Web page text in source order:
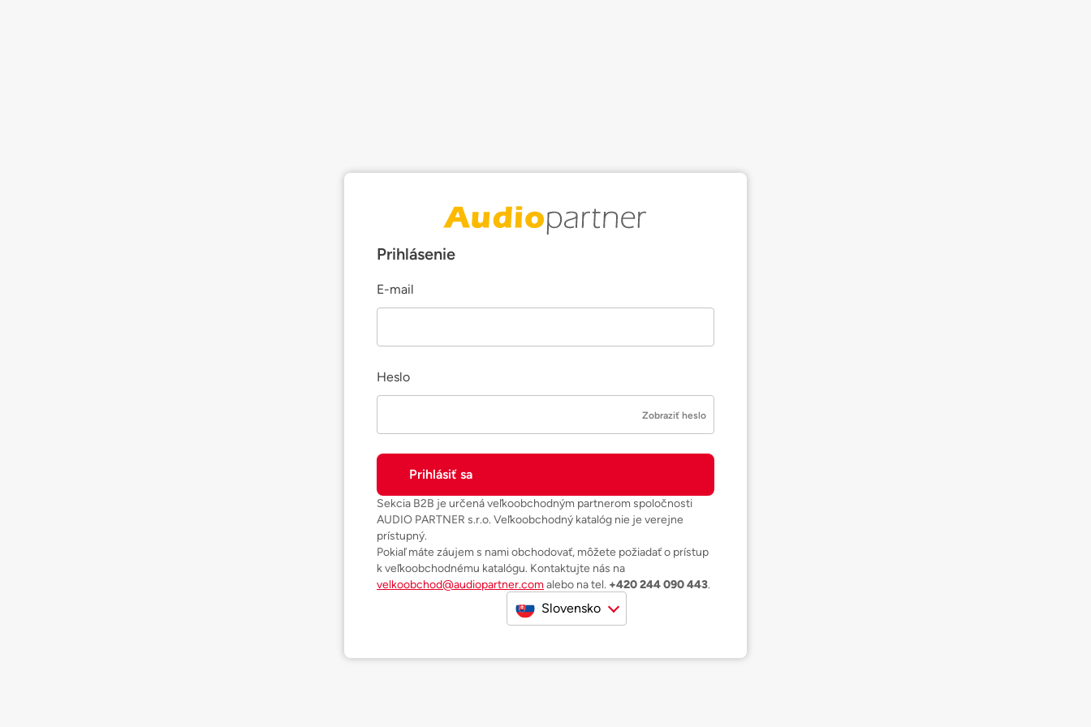
Prihlásenie
E-mail
Heslo
Zobraziť heslo
Sekcia B2B je určená veľkoobchodným partnerom spoločnosti
AUDIO PARTNER s.r.o. Veľkoobchodný katalóg nie je verejne
prístupný.
Pokiaľ máte záujem s nami obchodovať, môžete požiadať o prístup
k veľkoobchodnému katalógu. Kontaktujte nás na
velkoobchod@audiopartner.comalebo na tel. +420 244 090 443.
Slovensko